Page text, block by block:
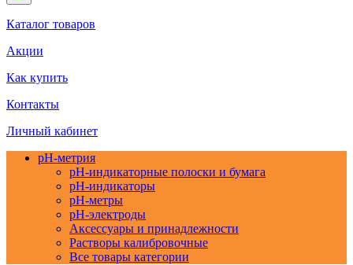
Каталог товаров
Акции
Как купить
Контакты
Личный кабинет
pH-метрия
pH-индикаторные полоски и бумага
pH-индикаторы
pH-метры
pH-электроды
Аксессуары и принадлежности
Растворы калибровочные
Все товары категории